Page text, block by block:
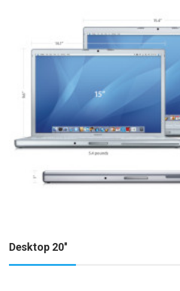
Desktop 20''